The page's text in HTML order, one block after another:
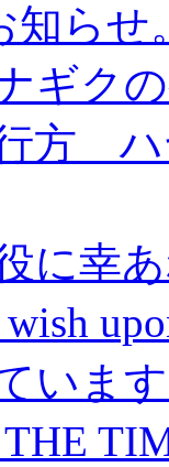
知らせ
ギク
方 ハ
に幸
wish
いま
THE